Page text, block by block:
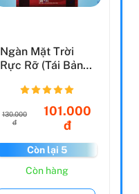
Ngàn Mặt Trời
Rực Rỡ (Tái Bản
130.000
đ
101.000
đ
Còn lại 5
Còn hàng